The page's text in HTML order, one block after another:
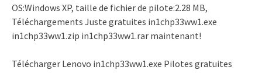
OS:Windows XP, taille de fichier de pilote:2.28 MB,
Téléchargements Juste gratuites in1chp33ww1.exe
in1chp33ww1.zip in1chp33ww1.rar maintenant!
Télécharger Lenovo in1chp33ww1.exe Pilotes gratuites